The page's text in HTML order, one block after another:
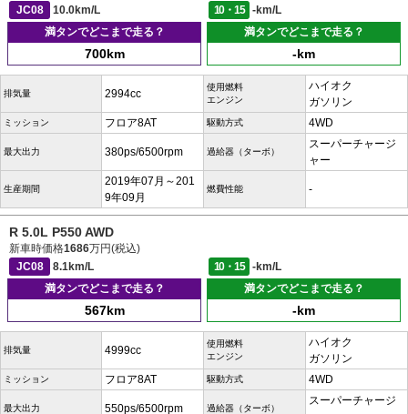
JC08
10.0km/L 10・15
-km/L
満タンでどこまで走る？
700km
満タンでどこまで走る？
-km
排気量 2994cc
使用燃料
エンジン
ハイオク
ガソリン
ミッション フロア8AT 駆動方式 4WD
最大出力 380ps/6500rpm 過給器（ターボ）
スーパーチャージ
ャー
生産期間
2019年07月～201
9年09月
燃費性能 -
R 5.0L P550 AWD
新車時価格1686万円(税込)
JC08
8.1km/L 10・15
-km/L
満タンでどこまで走る？
567km
満タンでどこまで走る？
-km
排気量 4999cc
使用燃料
エンジン
ハイオク
ガソリン
ミッション フロア8AT 駆動方式 4WD
最大出力 550ps/6500rpm 過給器（ターボ）
スーパーチャージ